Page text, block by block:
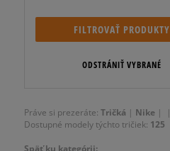
FILTROVAŤ PRODUKTY
ODSTRÁNIŤ VYBRANÉ
Práve si prezeráte: Tričká | Nike | |
Dostupné modely týchto tričiek: 125
Späť ku kategórii: